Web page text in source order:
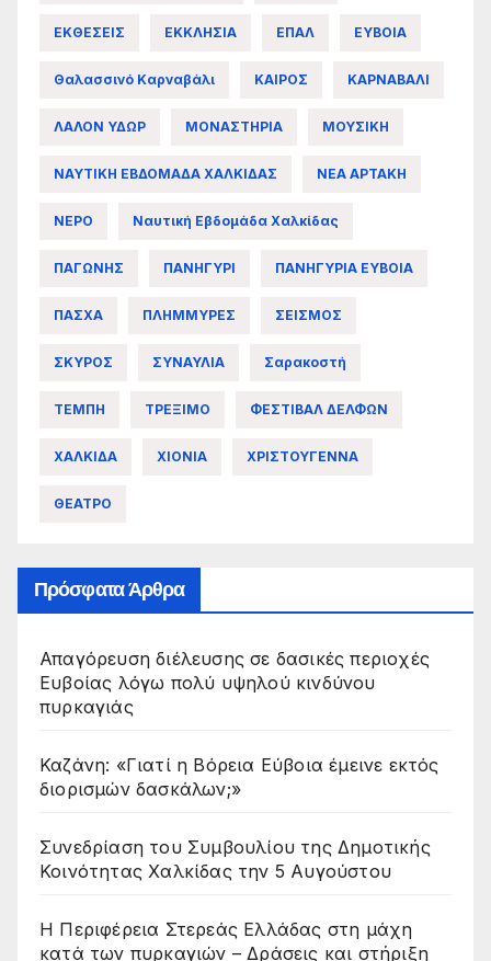
ΕΚΘΕΣΕΙΣ ΕΚΚΛΗΣΙΑ ΕΠΑΛ ΕΥΒΟΙΑ
Θαλασσινό Καρναβάλι ΚΑΙΡΟΣ ΚΑΡΝΑΒΑΛΙ
ΛΑΛΟΝ ΥΔΩΡ ΜΟΝΑΣΤΗΡΙΑ ΜΟΥΣΙΚΗ
ΝΑΥΤΙΚΗ ΕΒΔΟΜΑΔΑ ΧΑΛΚΙΔΑΣ ΝΕΑ ΑΡΤΑΚΗ
ΝΕΡΟ Ναυτική Εβδομάδα Χαλκίδας
ΠΑΓΩΝΗΣ ΠΑΝΗΓΥΡΙ ΠΑΝΗΓΥΡΙΑ ΕΥΒΟΙΑ
ΠΑΣΧΑ ΠΛΗΜΜΥΡΕΣ ΣΕΙΣΜΟΣ
ΣΚΥΡΟΣ ΣΥΝΑΥΛΙΑ Σαρακοστή
ΤΕΜΠΗ ΤΡΕΞΙΜΟ ΦΕΣΤΙΒΑΛ ΔΕΛΦΩΝ
ΧΑΛΚΙΔΑ ΧΙΟΝΙΑ ΧΡΙΣΤΟΥΓΕΝΝΑ
ΘΕΑΤΡΟ
Πρόσφατα Άρθρα
Απαγόρευση διέλευσης σε δασικές περιοχές
Ευβοίας λόγω πολύ υψηλού κινδύνου
πυρκαγιάς
Καζάνη: «Γιατί η Βόρεια Εύβοια έμεινε εκτός
διορισμών δασκάλων;»
Συνεδρίαση του Συμβουλίου της Δημοτικής
Κοινότητας Χαλκίδας την 5 Αυγούστου
Η Περιφέρεια Στερεάς Ελλάδας στη μάχη
κατά των πυρκαγιών – Δράσεις και στήριξη